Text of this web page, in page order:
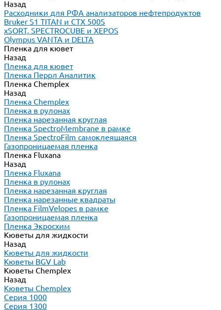
Назад
Расходники для РФА анализаторов нефтепродуктов
Bruker S1 TITAN и CTX 500S
xSORT, SPECTROCUBE и XEPOS
Olympus VANTA и DELTA
Пленка для кювет
Назад
Пленка для кювет
Пленка Перрл Аналитик
Пленка Chemplex
Назад
Пленка Chemplex
Пленка в рулонах
Пленка нарезанная круглая
Пленка SpectroMembrane в рамке
Пленка SpectroFilm самоклеящаяся
Газопроницаемая пленка
Пленка Fluxana
Назад
Пленка Fluxana
Пленка в рулонах
Пленка нарезанная круглая
Пленка нарезанные квадраты
Пленка FilmVelopes в рамке
Газопроницаемая пленка
Пленка Экросхим
Кюветы для жидкости
Назад
Кюветы для жидкости
Кюветы BGV Lab
Кюветы Chemplex
Назад
Кюветы Chemplex
Серия 1000
Серия 1300